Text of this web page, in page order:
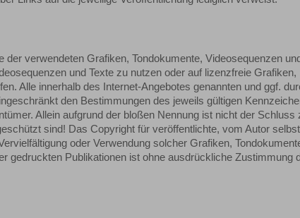
verwendeten Grafiken, Tondokumente, Videosequenzen
und Texte zu nutzen oder auf lizenzfreie Grafiken,
Alle innerhalb des Internet-Angebotes genannten und ggf.
den Bestimmungen des jeweils gültigen
Allein aufgrund der bloßen Nennung ist nicht der Schluss
sind! Das Copyright für veröffentlichte, vom Autor selbst
oder Verwendung solcher Grafiken,
gedruckten Publikationen ist ohne ausdrückliche Zustimmung